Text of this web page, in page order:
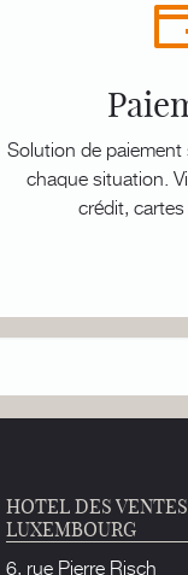
Solution de
chaque situation.
crédit,
HOTEL DES
LUXEMBOURG
6, rue Pierre Risch